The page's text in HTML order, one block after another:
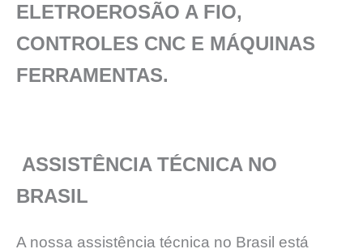
ELETROEROSÃO A FIO,
CONTROLES CNC E MÁQUINAS
FERRAMENTAS.
ASSISTÊNCIA TÉCNICA NO
BRASIL
A nossa assistência técnica no Brasil está